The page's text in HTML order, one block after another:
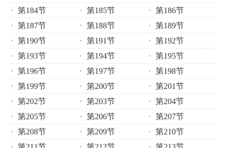
第184节
第185节
第186节
第187节
第188节
第189节
第190节
第191节
第192节
第193节
第194节
第195节
第196节
第197节
第198节
第199节
第200节
第201节
第202节
第203节
第204节
第205节
第206节
第207节
第208节
第209节
第210节